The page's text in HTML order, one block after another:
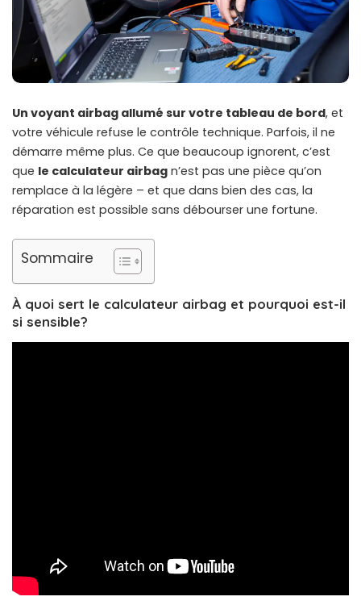
Un voyant airbag allumé sur votre tableau de bord, et
votre véhicule refuse le contrôle technique. Parfois, il ne
démarre même plus. Ce que beaucoup ignorent, c’est
que le calculateur airbag n’est pas une pièce qu’on
remplace à la légère – et que dans bien des cas, la
réparation est possible sans débourser une fortune.
Sommaire
À quoi sert le calculateur airbag et pourquoi est-il
si sensible?